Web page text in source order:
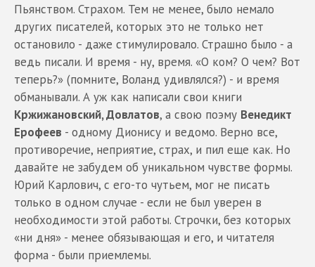
Пьянством. Страхом. Тем не менее, было немало
других писателей, которых это не только нет
остановило - даже стимулировало. Страшно было - а
ведь писали. И время - ну, время. «О ком? О чем? Вот
теперь?» (помните, Воланд удивлялся?) - и время
обманывали. А уж как написали свои книги
Кржижановский, Довлатов, а свою поэму Венедикт
Ерофеев - одному Дионису и ведомо. Верно все,
противоречие, неприятие, страх, и пил еще как. Но
давайте не забудем об уникальном чувстве формы.
Юрий Карлович, с его-то чутьем, мог не писать
только в одном случае - если не был уверен в
необходимости этой работы. Строчки, без которых
«ни дня» - менее обязывающая и его, и читателя
форма - были приемлемы.